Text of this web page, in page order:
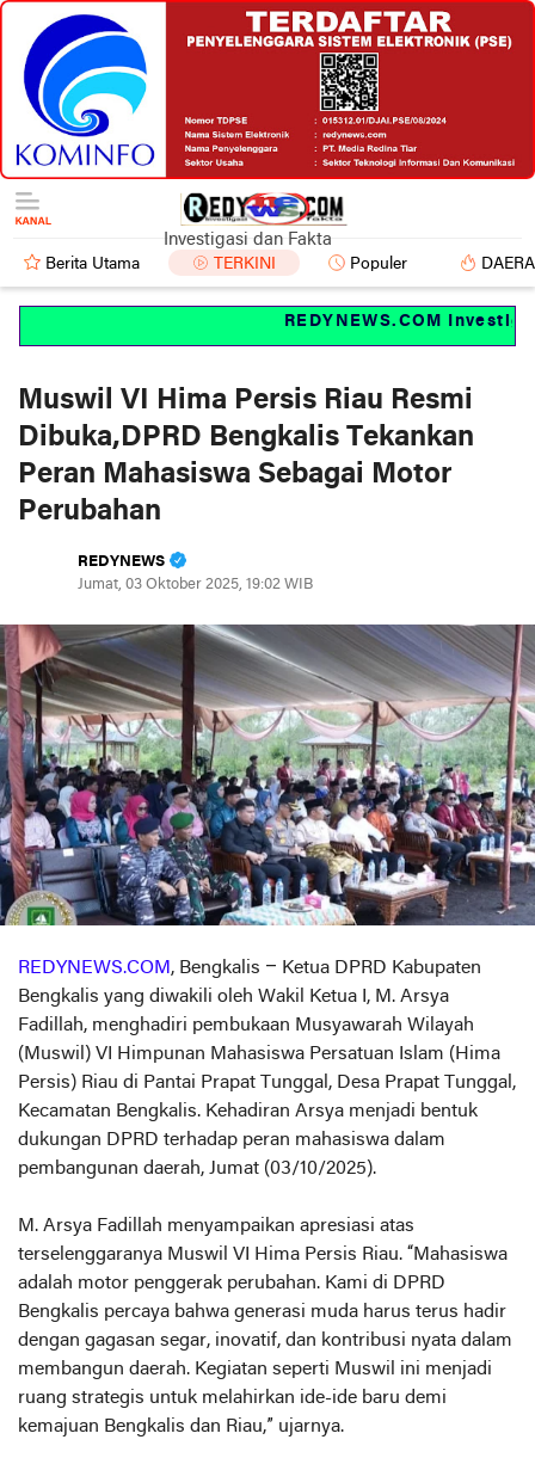
Investigasi dan Fakta
Berita Utama TERKINI Populer
REDYNEWS.COM
Muswil VI Hima Persis Riau Resmi
Dibuka,DPRD Bengkalis Tekankan
Peran Mahasiswa Sebagai Motor
Perubahan
REDYNEWS
Jumat, 03 Oktober 2025, 19:02 WIB
REDYNEWS.COM , Bengkalis – Ketua DPRD Kabupaten
Bengkalis yang diwakili oleh Wakil Ketua I, M. Arsya
Fadillah, menghadiri pembukaan Musyawarah Wilayah
(Muswil) VI Himpunan Mahasiswa Persatuan Islam (Hima
Persis) Riau di Pantai Prapat Tunggal, Desa Prapat Tunggal,
Kecamatan Bengkalis. Kehadiran Arsya menjadi bentuk
dukungan DPRD terhadap peran mahasiswa dalam
pembangunan daerah, Jumat (03/10/2025).
M. Arsya Fadillah menyampaikan apresiasi atas
terselenggaranya Muswil VI Hima Persis Riau. “Mahasiswa
adalah motor penggerak perubahan. Kami di DPRD
Bengkalis percaya bahwa generasi muda harus terus hadir
dengan gagasan segar, inovatif, dan kontribusi nyata dalam
membangun daerah. Kegiatan seperti Muswil ini menjadi
ruang strategis untuk melahirkan ide-ide baru demi
kemajuan Bengkalis dan Riau,” ujarnya.